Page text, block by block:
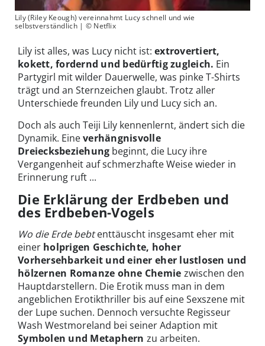
Lily (Riley Keough) vereinnahmt Lucy schnell und wie
selbstverständlich | © Netflix
Lily ist alles, was Lucy nicht ist: extrovertiert,
kokett, fordernd und bedürftig zugleich. Ein
Partygirl mit wilder Dauerwelle, was pinke T-Shirts
trägt und an Sternzeichen glaubt. Trotz aller
Unterschiede freunden Lily und Lucy sich an.
Doch als auch Teiji Lily kennenlernt, ändert sich die
Dynamik. Eineverhängnisvolle
Dreiecksbeziehung beginnt, die Lucy ihre
Vergangenheit auf schmerzhafte Weise wieder in
Erinnerung ruft ...
Die Erklärung der Erdbeben und
des Erdbeben-Vogels
Wo die Erde bebtenttäuscht insgesamt eher mit
einer holprigen Geschichte, hoher
Vorhersehbarkeit und einer eher lustlosen und
hölzernen Romanze ohne Chemie zwischen den
Hauptdarstellern. Die Erotik muss man in dem
angeblichen Erotikthriller bis auf eine Sexszene mit
der Lupe suchen. Dennoch versuchte Regisseur
Wash Westmoreland bei seiner Adaption mit
Symbolen und Metaphern zu arbeiten.